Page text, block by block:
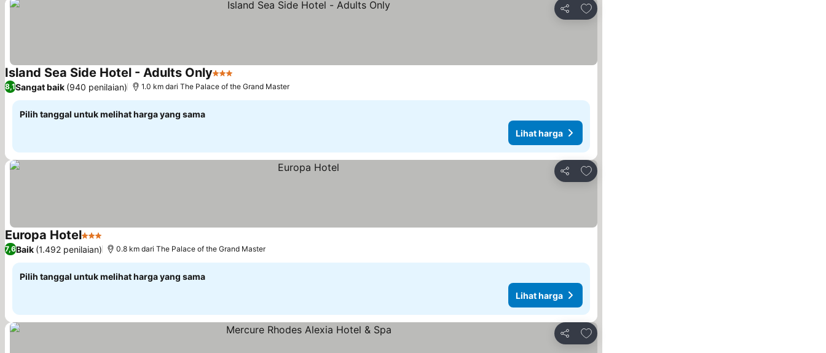
Bagikan
Tambahkan ke favorit
Island Sea Side Hotel - Adults Only3 Bintang
8,1Sangat baik (940 penilaian) 1.0 km dari The Palace of the Grand Master
Pilih tanggal untuk melihat harga yang sama
Lihat harga
Bagikan
Tambahkan ke favorit
Europa Hotel3 BintangLihat harga
7,6Baik (1.492 penilaian) 0.8 km dari The Palace of the Grand Master
Pilih tanggal untuk melihat harga yang sama
Lihat harga
Bagikan
Tambahkan ke favorit